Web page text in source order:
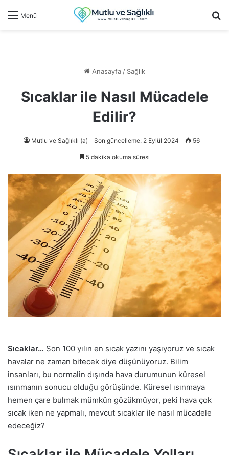
Menü
Anasayfa/ Sağlık
Sıcaklar ile Nasıl Mücadele
Edilir?
Mutlu ve Sağlıklı (a) Son güncelleme: 2 Eylül 2024 56
5 dakika okuma süresi
Sıcaklar… Son 100 yılın en sıcak yazını yaşıyoruz ve sıcak
havalar ne zaman bitecek diye düşünüyoruz. Bilim
insanları, bu normalin dışında hava durumunun küresel
ısınmanın sonucu olduğu görüşünde. Küresel ısınmaya
hemen çare bulmak mümkün gözükmüyor, peki hava çok
sıcak iken ne yapmalı, mevcut sıcaklar ile nasıl mücadele
edeceğiz?